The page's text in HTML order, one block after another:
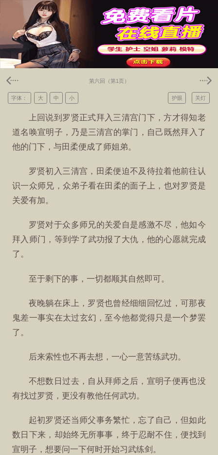
第六回（第1页）
关灯
护眼
字体： 大 中 小
上回说到罗贤正式拜入三清宫门下，方才得知老
道名唤宣明子，乃是三清宫的掌门，自己既然拜入了
他的门下，与田柔便成了师姐弟。
罗贤初入三清宫，田柔便迫不及待拉着他前往认
识一众师兄，众弟子看在田柔的面子上，也对罗贤是
关爱有加。
罗贤对于众多师兄的关爱自是感激不尽，他如今
拜入师门，等到学了武功报了大仇，他的心愿就完成
了。
至于剩下的事，一切都顺其自然即可。
夜晚躺在床上，罗贤也曾经细细回忆过，可那夜
鬼差一事实在太过玄幻，至今他都觉得只是一个梦罢
了。
后来索性也不再去想，一心一意苦练武功。
不想数日过去，自从拜师之后，宣明子便再也没
有找过罗贤，更没有教他任何武功。
起初罗贤还当师父事务繁忙，忘了自己，但如此
数日下来，却始终无所事事，终于忍耐不住，便找到
宣明子，想要问一下何时开始习武练剑。